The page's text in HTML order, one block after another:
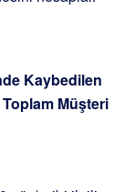
Kaybedilen
Toplam Müşteri